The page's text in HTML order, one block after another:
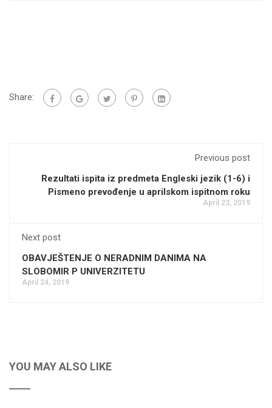
Share:
Previous post
Rezultati ispita iz predmeta Engleski jezik (1-6) i
Pismeno prevođenje u aprilskom ispitnom roku
April 23, 2019
Next post
OBAVJEŠTENJE O NERADNIM DANIMA NA
SLOBOMIR P UNIVERZITETU
April 24, 2019
YOU MAY ALSO LIKE